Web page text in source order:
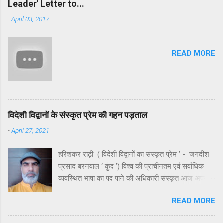
संलग्न नहीं थे। निष्चित रूप से मंदाकिनी के इर्द-गिर्द घने और
Leader' Letter to...
-April 03, 2017
READ MORE
विदेशी विद्वानों के संस्कृत प्रेम की गहन पड़ताल
-April 27, 2021
हरिशंकर राढ़ी ( विदेशी विद्वानों का संस्कृत प्रेम ’ - जगदीश
प्रसाद बरनवाल ‘ कुंद ’) विश्व की प्राचीनतम एवं सर्वाधिक
व्यवस्थित भाषा का पद पाने की अधिकारी संस्कृत आज अपनी
कहा जाए तो यह कुछ स्वच्छंदताचारियों या अराजकतावादियों की
बौद्धिक हिंसा का भी शिकार है। भले ही व्याकरण के कड़े नियमों
READ MORE